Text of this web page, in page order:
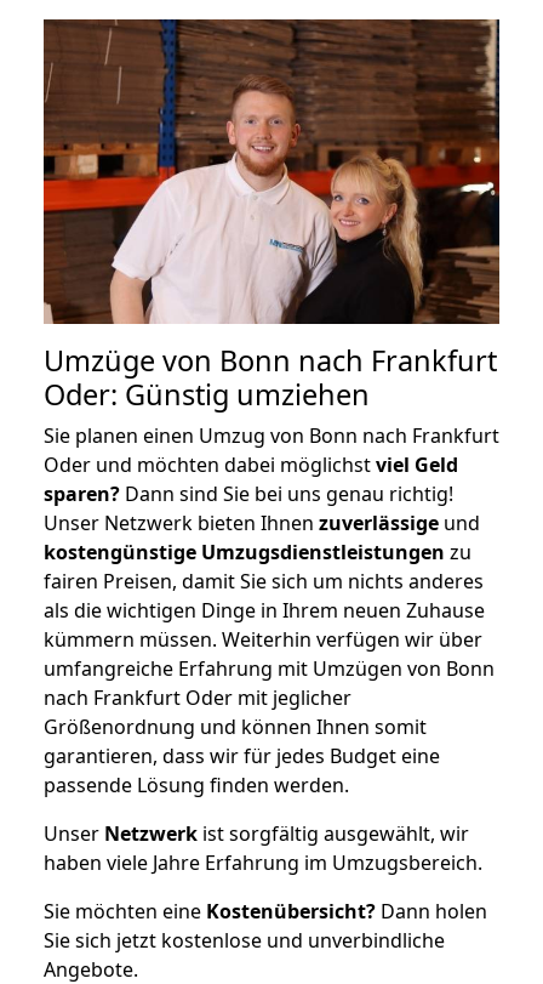
Umzüge von Bonn nach Frankfurt
Oder: Günstig umziehen
Sie planen einen Umzug von Bonn nach Frankfurt
Oder und möchten dabei möglichstviel Geld
sparen? Dann sind Sie bei uns genau richtig!
Unser Netzwerk bieten Ihnen zuverlässige und
kostengünstige Umzugsdienstleistungen zu
fairen Preisen, damit Sie sich um nichts anderes
als die wichtigen Dinge in Ihrem neuen Zuhause
kümmern müssen. Weiterhin verfügen wir über
umfangreiche Erfahrung mit Umzügen von Bonn
nach Frankfurt Oder mit jeglicher
Größenordnung und können Ihnen somit
garantieren, dass wir für jedes Budget eine
passende Lösung finden werden.
Unser Netzwerk ist sorgfältig ausgewählt, wir
haben viele Jahre Erfahrung im Umzugsbereich.
Sie möchten eine Kostenübersicht? Dann holen
Sie sich jetzt kostenlose und unverbindliche
Angebote.